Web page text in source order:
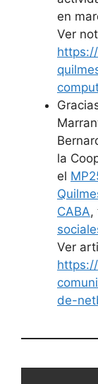
en
Ver
la
el
CABA,
Ver
de-